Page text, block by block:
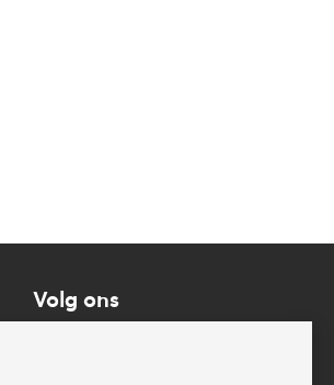
Volg ons